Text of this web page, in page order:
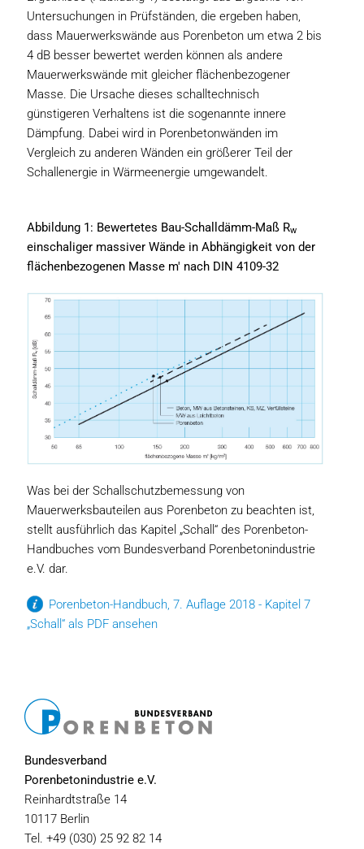
Untersuchungen in Prüfständen, die ergeben haben,
dass Mauerwerkswände aus Porenbeton um etwa 2 bis
4 dB besser bewertet werden können als andere
Mauerwerkswände mit gleicher flächenbezogener
Masse. Die Ursache dieses schalltechnisch
günstigeren Verhaltens ist die sogenannte innere
Dämpfung. Dabei wird in Porenbetonwänden im
Vergleich zu anderen Wänden ein größerer Teil der
Schallenergie in Wärmeenergie umgewandelt.
Abbildung 1: Bewertetes Bau-Schalldämm-Maß Rw
einschaliger massiver Wände in Abhängigkeit von der
flächenbezogenen Masse m' nach DIN 4109-32
Was bei der Schallschutzbemessung von
Mauerwerksbauteilen aus Porenbeton zu beachten ist,
stellt ausführlich das Kapitel „Schall“ des Porenbeton-
Handbuches vom Bundesverband Porenbetonindustrie
e.V. dar.
Porenbeton-Handbuch, 7. Auflage 2018 - Kapitel 7
„Schall“ als PDF ansehen
Bundesverband
Porenbetonindustrie e.V.
Reinhardtstraße 14
10117 Berlin
Tel. +49 (030) 25 92 82 14